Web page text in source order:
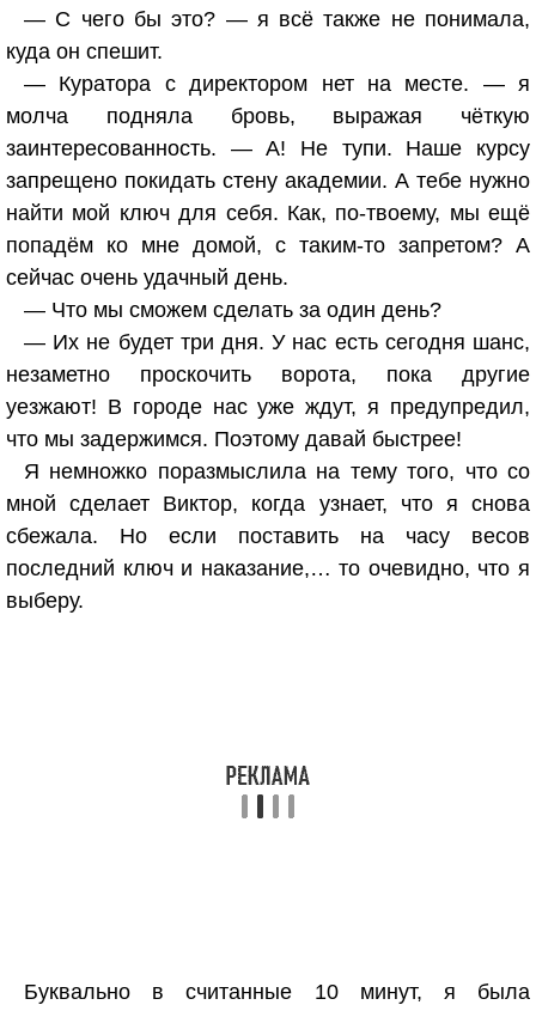
— С чего бы это? — я всё также не понимала,
куда он спешит.
— Куратора с директором нет на месте. — я
молча подняла бровь, выражая чёткую
заинтересованность. — А! Не тупи. Наше курсу
запрещено покидать стену академии. А тебе нужно
найти мой ключ для себя. Как, по-твоему, мы ещё
попадём ко мне домой, с таким-то запретом? А
сейчас очень удачный день.
— Что мы сможем сделать за один день?
— Их не будет три дня. У нас есть сегодня шанс,
незаметно проскочить ворота, пока другие
уезжают! В городе нас уже ждут, я предупредил,
что мы задержимся. Поэтому давай быстрее!
Я немножко поразмыслила на тему того, что со
мной сделает Виктор, когда узнает, что я снова
сбежала. Но если поставить на часу весов
последний ключ и наказание,… то очевидно, что я
выберу.
Буквально в считанные 10 минут, я была